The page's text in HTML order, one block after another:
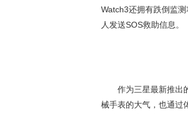
Watch3还拥有跌倒监
人发送SOS救助信息。
作为三星最新推出
械手表的大气，也通过